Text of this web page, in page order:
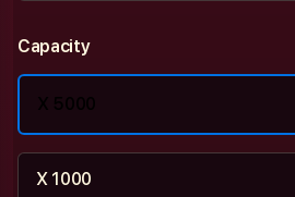
Capacity
X 5000
X 1000